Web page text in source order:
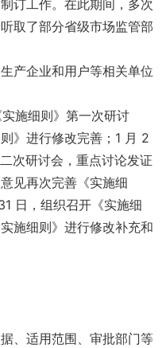
订工作。在此期间，多次
取了部分省级市场监管部
产企业和用户等相关单位
施细则》第一次研讨
》进行修改完善；1 月 2
次研讨会，重点讨论发证
见再次完善《实施细
日，组织召开《实施细
施细则》进行修改补充和
、适用范围、审批部门等